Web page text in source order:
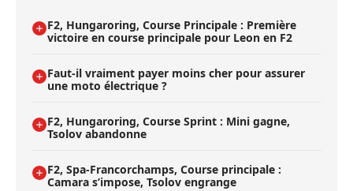
F2, Hungaroring, Course Principale : Première
victoire en course principale pour Leon en F2
Faut-il vraiment payer moins cher pour assurer
une moto électrique ?
F2, Hungaroring, Course Sprint : Mini gagne,
Tsolov abandonne
F2, Spa-Francorchamps, Course principale :
Camara s’impose, Tsolov engrange